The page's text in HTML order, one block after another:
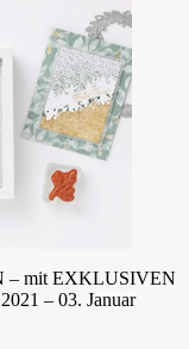
– mit EXKLUSIVEN
– 03. Januar